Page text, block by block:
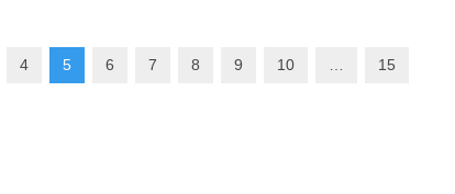
4 5 6 7 8 9 10 15